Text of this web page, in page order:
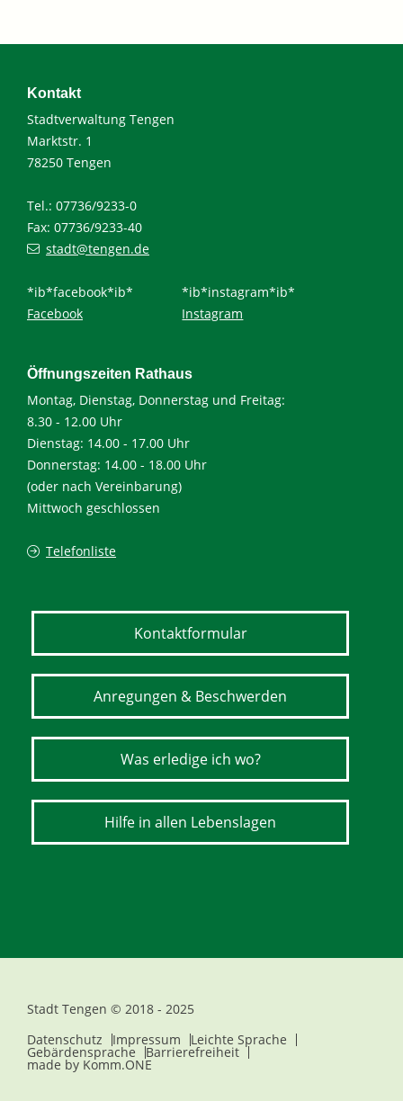
Kontakt
Stadtverwaltung Tengen
Marktstr. 1
78250 Tengen
Tel.: 07736/9233-0
Fax: 07736/9233-40
stadt@tengen.de
*ib*facebook*ib*
Facebook
*ib*instagram*ib*
Instagram
Öffnungszeiten Rathaus
Montag, Dienstag, Donnerstag und Freitag:
8.30 - 12.00 Uhr
Dienstag: 14.00 - 17.00 Uhr
Donnerstag: 14.00 - 18.00 Uhr
(oder nach Vereinbarung)
Mittwoch geschlossen
Telefonliste
Kontaktformular
Anregungen & Beschwerden
Was erledige ich wo?
Hilfe in allen Lebenslagen
Stadt Tengen © 2018 - 2025
Datenschutz
Impressum Leichte Sprache
Gebärdensprache Barrierefreiheit
made by Komm.ONE